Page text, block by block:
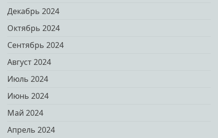
Декабрь 2024
Октябрь 2024
Сентябрь 2024
Август 2024
Июль 2024
Июнь 2024
Май 2024
Апрель 2024